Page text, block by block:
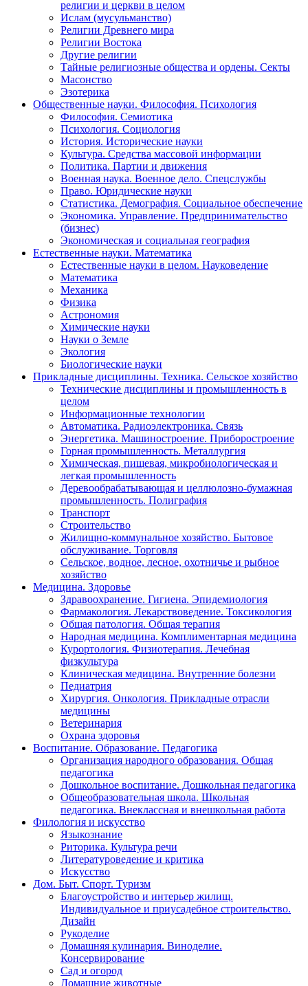
религии и церкви в целом
Ислам (мусульманство)
Религии Древнего мира
Религии Востока
Другие религии
Тайные религиозные общества и ордены. Секты
Масонство
Эзотерика
Общественные науки. Философия. Психология
Философия. Семиотика
Психология. Социология
История. Исторические науки
Культура. Средства массовой информации
Политика. Партии и движения
Военная наука. Военное дело. Спецслужбы
Право. Юридические науки
Статистика. Демография. Социальное обеспечение
Экономика. Управление. Предпринимательство
(бизнес)
Экономическая и социальная география
Естественные науки. Математика
Естественные науки в целом. Науковедение
Математика
Механика
Физика
Астрономия
Химические науки
Науки о Земле
Экология
Биологические науки
Прикладные дисциплины. Техника. Сельское хозяйство
Технические дисциплины и промышленность в
целом
Информационные технологии
Автоматика. Радиоэлектроника. Связь
Энергетика. Машиностроение. Приборостроение
Горная промышленность. Металлургия
Химическая, пищевая, микробиологическая и
легкая промышленность
Деревообрабатывающая и целлюлозно-бумажная
промышленность. Полиграфия
Транспорт
Строительство
Жилищно-коммунальное хозяйство. Бытовое
обслуживание. Торговля
Сельское, водное, лесное, охотничье и рыбное
хозяйство
Медицина. Здоровье
Здравоохранение. Гигиена. Эпидемиология
Фармакология. Лекарствоведение. Токсикология
Общая патология. Общая терапия
Народная медицина. Комплиментарная медицина
Курортология. Физиотерапия. Лечебная
физкультура
Клиническая медицина. Внутренние болезни
Педиатрия
Хирургия. Онкология. Прикладные отрасли
медицины
Ветеринария
Охрана здоровья
Воспитание. Образование. Педагогика
Организация народного образования. Общая
педагогика
Дошкольное воспитание. Дошкольная педагогика
Общеобразовательная школа. Школьная
педагогика. Внеклассная и внешкольная работа
Филология и искусство
Языкознание
Риторика. Культура речи
Литературоведение и критика
Искусство
Дом. Быт. Спорт. Туризм
Благоустройство и интерьер жилищ.
Индивидуальное и приусадебное строительство.
Дизайн
Рукоделие
Домашняя кулинария. Виноделие.
Консервирование
Сад и огород
Домашние животные